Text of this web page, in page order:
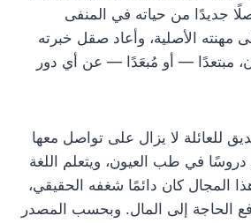
جديدًا من حياته في المنفى
مهنته الأصلية، وأعاد صقل خبرته
مبتعدًا — أو مُبعَدًا — عن أي دور
للعائلة لا يزال على تواصل معها
دروسًا في طب العيون، ويتعلم اللغة
المجال كان دائمًا شغفه الحقيقي،
الحاجة إلى المال. وبحسب المصدر